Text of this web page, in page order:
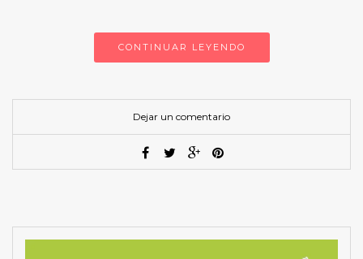
CONTINUAR LEYENDO
Dejar un comentario